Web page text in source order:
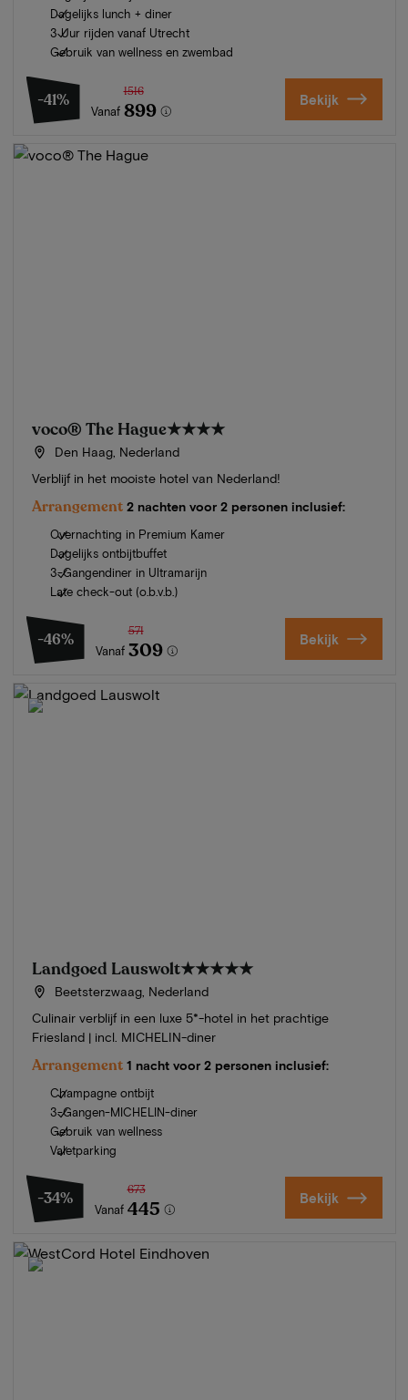
Dagelijks lunch + diner
3 Uur rijden vanaf Utrecht
Gebruik van wellness en zwembad
-41%
Vanaf
1516
899 Bekijk
voco® The Hague★★★★
Den Haag, Nederland
Verblijf in het mooiste hotel van Nederland!
Arrangement 2 nachten voor 2 personen inclusief:
Overnachting in Premium Kamer
Dagelijks ontbijtbuffet
3-Gangendiner in Ultramarijn
Late check-out (o.b.v.b.)
-46%
Vanaf
571
309 Bekijk
Landgoed Lauswolt★★★★★
Beetsterzwaag, Nederland
Culinair verblijf in een luxe 5*-hotel in het prachtige
Friesland | incl. MICHELIN-diner
Arrangement 1 nacht voor 2 personen inclusief:
Champagne ontbijt
3-Gangen-MICHELIN-diner
Gebruik van wellness
Valetparking
-34%
Vanaf
673
445 Bekijk